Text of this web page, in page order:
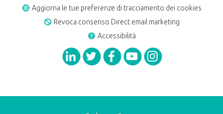
Aggiorna le tue preferenze di tracciamento dei cookies
Revoca consenso Direct email marketing
Accessibilità